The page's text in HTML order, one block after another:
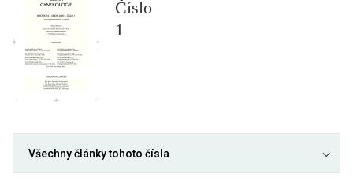
Číslo
1
Všechny články tohoto čísla